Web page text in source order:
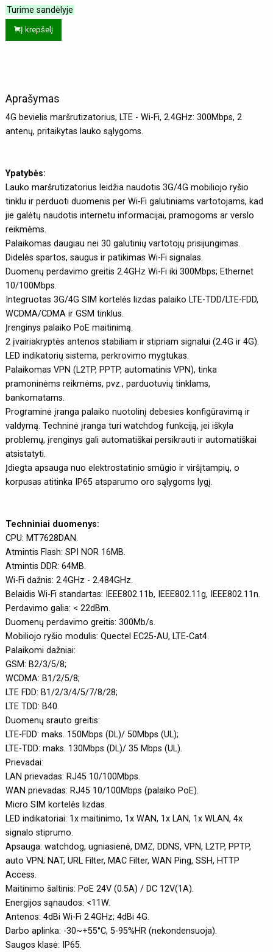
Turime sandėlyje
Į krepšelį
Aprašymas
4G bevielis maršrutizatorius, LTE - Wi-Fi, 2.4GHz: 300Mbps, 2
antenų, pritaikytas lauko sąlygoms.
Ypatybės:
Lauko maršrutizatorius leidžia naudotis 3G/4G mobiliojo ryšio
tinklu ir perduoti duomenis per Wi-Fi galutiniams vartotojams, kad
jie galėtų naudotis internetu informacijai, pramogoms ar verslo
reikmėms.
Palaikomas daugiau nei 30 galutinių vartotojų prisijungimas.
Didelės spartos, saugus ir patikimas Wi-Fi signalas.
Duomenų perdavimo greitis 2.4GHz Wi-Fi iki 300Mbps; Ethernet
10/100Mbps.
Integruotas 3G/4G SIM kortelės lizdas palaiko LTE-TDD/LTE-FDD,
WCDMA/CDMA ir GSM tinklus.
Įrenginys palaiko PoE maitinimą.
2 įvairiakryptės antenos stabiliam ir stipriam signalui (2.4G ir 4G).
LED indikatorių sistema, perkrovimo mygtukas.
Palaikomas VPN (L2TP, PPTP, automatinis VPN), tinka
pramoninėms reikmėms, pvz., parduotuvių tinklams,
bankomatams.
Programinė įranga palaiko nuotolinį debesies konfigūravimą ir
valdymą. Techninė įranga turi watchdog funkciją, jei iškyla
problemų, įrenginys gali automatiškai persikrauti ir automatiškai
atsistatyti.
Įdiegta apsauga nuo elektrostatinio smūgio ir viršįtampių, o
korpusas atitinka IP65 atsparumo oro sąlygoms lygį.
Techniniai duomenys:
CPU: MT7628DAN.
Atmintis Flash: SPI NOR 16MB.
Atmintis DDR: 64MB.
Wi-Fi dažnis: 2.4GHz - 2.484GHz.
Belaidis Wi-Fi standartas: IEEE802.11b, IEEE802.11g, IEEE802.11n.
Perdavimo galia: < 22dBm.
Duomenų perdavimo greitis: 300Mb/s.
Mobiliojo ryšio modulis: Quectel EC25-AU, LTE-Cat4.
Palaikomi dažniai:
GSM: B2/3/5/8;
WCDMA: B1/2/5/8;
LTE FDD: B1/2/3/4/5/7/8/28;
LTE TDD: B40.
Duomenų srauto greitis:
LTE-FDD: maks. 150Mbps (DL)/ 50Mbps (UL);
LTE-TDD: maks. 130Mbps (DL)/ 35 Mbps (UL).
Prievadai:
LAN prievadas: RJ45 10/100Mbps.
WAN prievadas: RJ45 10/100Mbps (palaiko PoE).
Micro SIM kortelės lizdas.
LED indikatoriai: 1x maitinimo, 1x WAN, 1x LAN, 1x WLAN, 4x
signalo stiprumo.
Apsauga: watchdog, ugniasienė, DMZ, DDNS, VPN, L2TP, PPTP,
auto VPN; NAT, URL Filter, MAC Filter, WAN Ping, SSH, HTTP
Access.
Maitinimo šaltinis: PoE 24V (0.5A) / DC 12V(1A).
Energijos sąnaudos: <11W.
Antenos: 4dBi Wi-Fi 2.4GHz; 4dBi 4G.
Darbo aplinka: -30~+55°C, 5-95%HR (nekondensuoja).
Saugos klasė: IP65.